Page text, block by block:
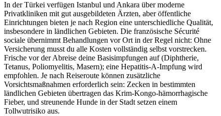
In der Türkei verfügen Istanbul und Ankara über moderne
Privatkliniken mit gut ausgebildeten Ärzten, aber öffentliche
Einrichtungen bieten je nach Region eine unterschiedliche Qualität,
insbesondere in ländlichen Gebieten. Die französische Sécurité
sociale übernimmt Behandlungen vor Ort in der Regel nicht: Ohne
Versicherung musst du alle Kosten vollständig selbst vorstrecken.
Frische vor der Abreise deine Basisimpfungen auf (Diphtherie,
Tetanus, Poliomyelitis, Masern); eine Hepatitis-A-Impfung wird
empfohlen. Je nach Reiseroute können zusätzliche
Vorsichtsmaßnahmen erforderlich sein: Zecken in bestimmten
ländlichen Gebieten übertragen das Krim-Kongo-hämorrhagische
Fieber, und streunende Hunde in der Stadt setzen einem
Tollwutrisiko aus.